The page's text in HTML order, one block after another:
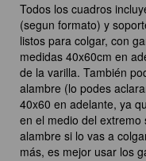
Todos los cuadros
(segun formato) y
listos para colgar, con
medidas 40x60cm en
de la varilla. También
alambre (lo podes
40x60 en adelante, ya
en el medio del
alambre si lo vas a
más, es mejor usar los